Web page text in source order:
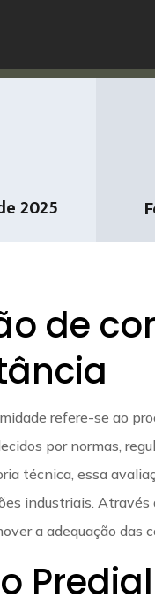
2025
de
refere-se ao
por normas,
técnica, essa
industriais.
a adequação das